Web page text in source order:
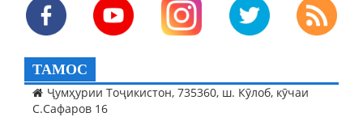
ТАМОС
Ҷумҳурии Тоҷикистон, 735360, ш. Кӯлоб, кӯчаи
С.Сафаров 16